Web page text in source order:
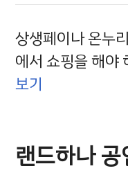
상생페이나 온누
에서 쇼핑을 해야
보기
랜드하나